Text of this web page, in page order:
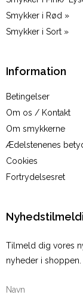
Smykker i Rød »
Smykker i Sort »
Information
Betingelser
Om os / Kontakt
Om smykkerne
Ædelstenenes
Cookies
Fortrydelsesret
Tilmeld dig vores
nyheder i shoppen.